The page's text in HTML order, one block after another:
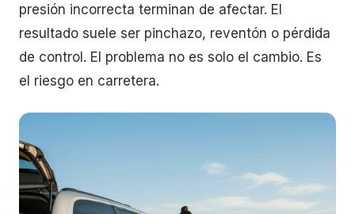
presión incorrecta terminan de afectar. El
resultado suele ser pinchazo, reventón o pérdida
de control. El problema no es solo el cambio. Es
el riesgo en carretera.